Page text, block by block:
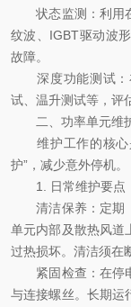
状态监测：利用在
纹波、IGBT驱动波
故障。
深度功能测试：
试、温升测试等，评
二、功率单元维
维护工作的核心是
护”，减少意外停机。
1. 日常维护要点
清洁保养：定期（
单元内部及散热风道
过热损坏。清洁须在
紧固检查：在停电
与连接螺丝。长期运